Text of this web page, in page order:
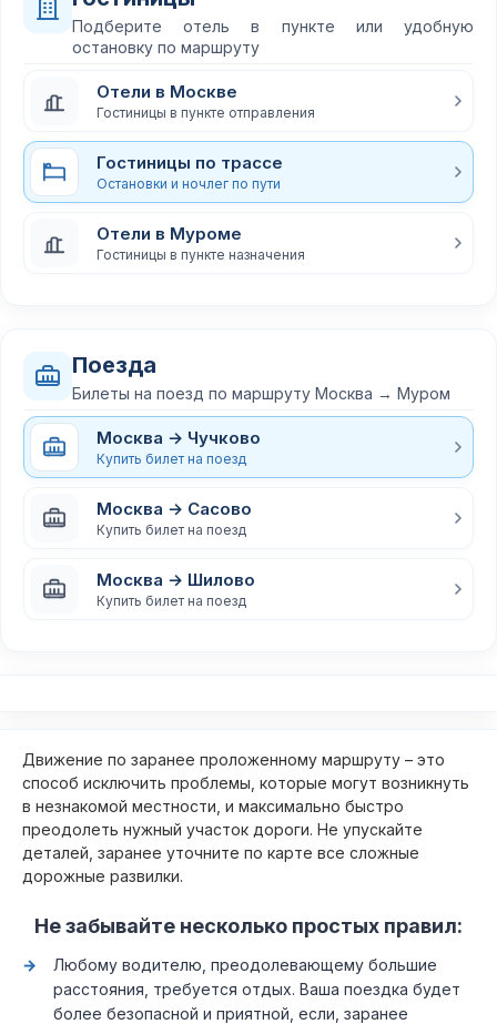
Подберите отель в пункте или удобную
остановку по маршруту
Отели в Москве
Гостиницы в пункте отправления
Гостиницы по трассе
Остановки и ночлег по пути
Отели в Муроме
Гостиницы в пункте назначения
Поезда
Билеты на поезд по маршруту Москва → Муром
Москва → Чучково
Купить билет на поезд
Москва → Сасово
Купить билет на поезд
Москва → Шилово
Купить билет на поезд
Движение по заранее проложенному маршруту – это
способ исключить проблемы, которые могут возникнуть
в незнакомой местности, и максимально быстро
преодолеть нужный участок дороги. Не упускайте
деталей, заранее уточните по карте все сложные
дорожные развилки.
Не забывайте несколько простых правил:
Любому водителю, преодолевающему большие
расстояния, требуется отдых. Ваша поездка будет
более безопасной и приятной, если, заранее